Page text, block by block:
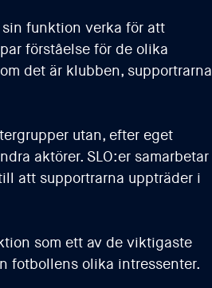
funktion verka för att
förståelse för de olika
det är klubben, supportrarna
utan, efter eget
aktörer. SLO:er samarbetar
att supportrarna uppträder i
som ett av de viktigaste
fotbollens olika intressenter.